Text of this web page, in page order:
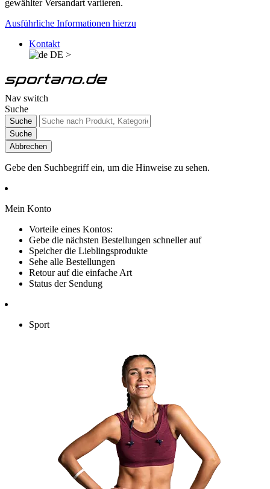
gewählter Versandart variieren.
Ausführliche Informationen hierzu
Kontakt
DE >
Nav switch
Suche
Suche
Suche
Abbrechen
Gebe den Suchbegriff ein, um die Hinweise zu sehen.
Mein Konto
Vorteile eines Kontos:
Gebe die nächsten Bestellungen schneller auf
Speicher die Lieblingsprodukte
Sehe alle Bestellungen
Retour auf die einfache Art
Status der Sendung
Sport